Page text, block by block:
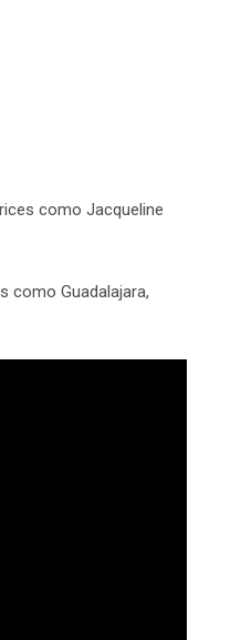
como Jacqueline
como Guadalajara,